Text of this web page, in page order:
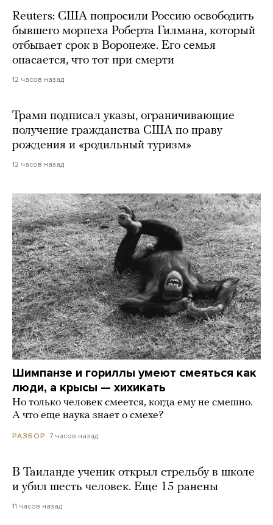
Reuters: США попросили Россию освободить
бывшего морпеха Роберта Гилмана, который
отбывает срок в Воронеже. Его семья
опасается, что тот при смерти
12 часов назад
Трамп подписал указы, ограничивающие
получение гражданства США по праву
рождения и «родильный туризм»
12 часов назад
Шимпанзе и гориллы умеют смеяться как
люди, а крысы — хихикать
Но только человек смеется, когда ему не смешно.
А что еще наука знает о смехе?
РАЗБОР 7 часов назад
В Таиланде ученик открыл стрельбу в школе
и убил шесть человек. Еще 15 ранены
11 часов назад